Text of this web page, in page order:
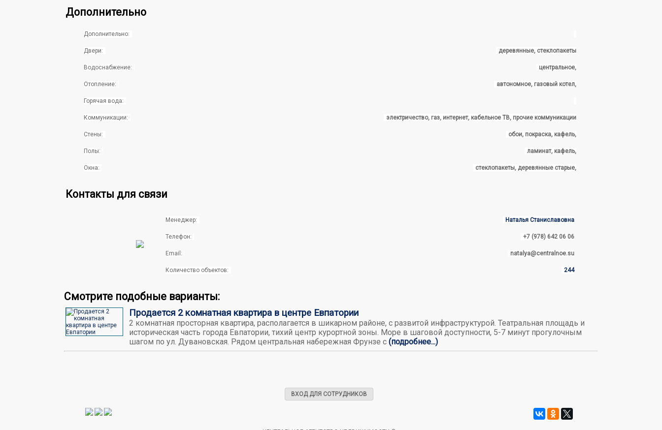
Дополнительно
Дополнительно:
Двери: деревянные, стеклопакеты
Водоснабжение: центральное,
Отопление: автономное, газовый котел,
Горячая вода:
Коммуникации: электричество, газ, интернет, кабельное ТВ, прочие коммуникации
Стены: обои, покраска, кафель,
Полы: ламинат, кафель,
Окна: стеклопакеты, деревянные старые,
Контакты для связи
Менеджер: Наталья Станиславовна
Телефон: +7 (978) 642 06 06
Email: natalya@centralnoe.su
Количество объектов: 244
Смотрите подобные варианты:
Продается 2 комнатная квартира в центре Евпатории
2 комнатная просторная квартира, располагается в шикарном районе, с развитой инфраструктурой. Театральная площадь и
историческая часть города Евпатории, тихий центр курортной зоны. Море в шаговой доступности, 5-7 минут прогулочным
шагом по ул. Дувановская. Рядом центральная набережная Фрунзе с (подробнее...)
ВХОД ДЛЯ СОТРУДНИКОВ